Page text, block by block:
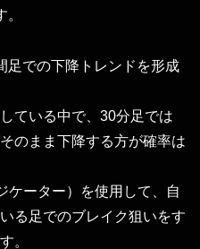
足での下降トレンドを形成
ている中で、30分足では
のまま下降する方が確率は
ケーター）を使用して、自
る足でのブレイク狙いをす
。